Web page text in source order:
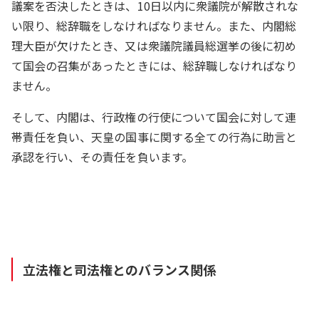
議案を否決したときは、10日以内に衆議院が解散されな
い限り、総辞職をしなければなりません。また、内閣総
理大臣が欠けたとき、又は衆議院議員総選挙の後に初め
て国会の召集があったときには、総辞職しなければなり
ません。
そして、内閣は、行政権の行使について国会に対して連
帯責任を負い、天皇の国事に関する全ての行為に助言と
承認を行い、その責任を負います。
立法権と司法権とのバランス関係